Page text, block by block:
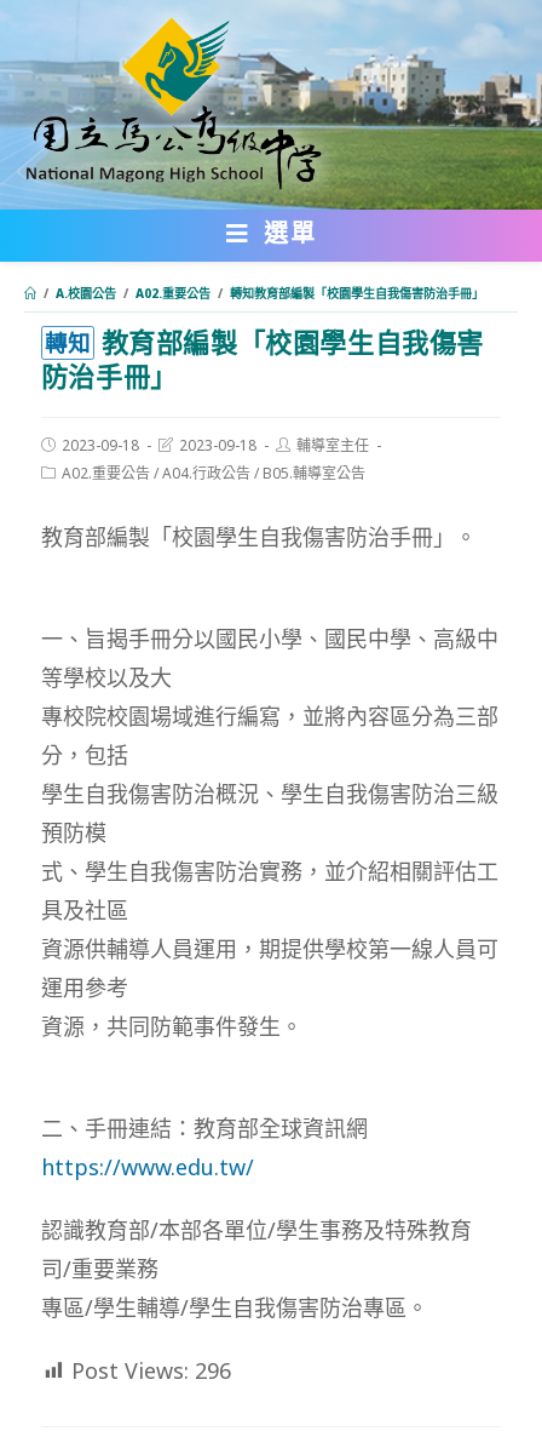
轉
主
要
內
選單
/ A.校園公告 / A02.重要公告 / 轉知教育部編製「校園學生自我傷害防治手冊」
轉知 教育部編製「校園學生自我傷害
防治手冊」
Post
published:
2023-09-18
Post
modified:
2023-09-18
Post
author:
輔導室主任
PostA02.重要公告/A04.行政公告/ B05.輔導室公告
教育部編製「校園學生自我傷害防治手冊」。
一、旨揭手冊分以國民小學、國民中學、高級中
等學校以及大
專校院校園場域進行編寫，並將內容區分為三部
分，包括
學生自我傷害防治概況、學生自我傷害防治三級
預防模
式、學生自我傷害防治實務，並介紹相關評估工
具及社區
資源供輔導人員運用，期提供學校第一線人員可
運用參考
資源，共同防範事件發生。
二、手冊連結：教育部全球資訊網
https://www.edu.tw/
認識教育部/本部各單位/學生事務及特殊教育
司/重要業務
專區/學生輔導/學生自我傷害防治專區。
Post Views: 296